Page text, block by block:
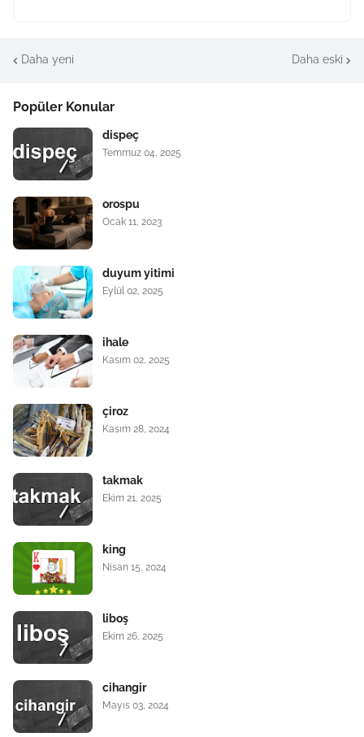
Daha yeni Daha eski
Popüler Konular
dispeç
Temmuz 04, 2025
orospu
Ocak 11, 2023
duyum yitimi
Eylül 02, 2025
ihale
Kasım 02, 2025
çiroz
Kasım 28, 2024
takmak
Ekim 21, 2025
king
Nisan 15, 2024
liboş
Ekim 26, 2025
cihangir
Mayıs 03, 2024